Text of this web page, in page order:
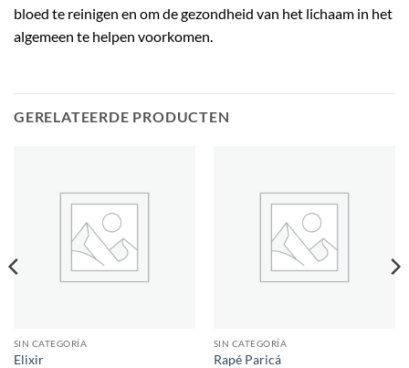
bloed te reinigen en om de gezondheid van het lichaam in het
algemeen te helpen voorkomen.
GERELATEERDE PRODUCTEN
SIN CATEGORÍA
Elixir
SIN CATEGORÍA
Rapé Paricá